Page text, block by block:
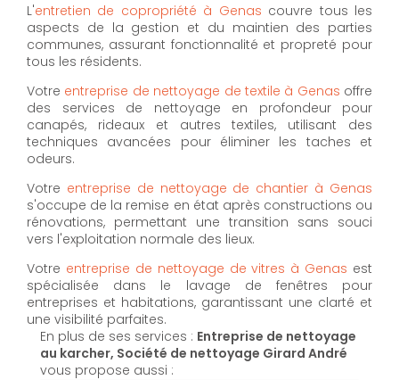
L'entretien de copropriété à Genas couvre tous les
aspects de la gestion et du maintien des parties
communes, assurant fonctionnalité et propreté pour
tous les résidents.
Votre entreprise de nettoyage de textile à Genas offre
des services de nettoyage en profondeur pour
canapés, rideaux et autres textiles, utilisant des
techniques avancées pour éliminer les taches et
odeurs.
Votre entreprise de nettoyage de chantier à Genas
s'occupe de la remise en état après constructions ou
rénovations, permettant une transition sans souci
vers l'exploitation normale des lieux.
Votre entreprise de nettoyage de vitres à Genas est
spécialisée dans le lavage de fenêtres pour
entreprises et habitations, garantissant une clarté et
une visibilité parfaites.
En plus de ses services : Entreprise de nettoyage
au karcher, Société de nettoyage Girard André
vous propose aussi :